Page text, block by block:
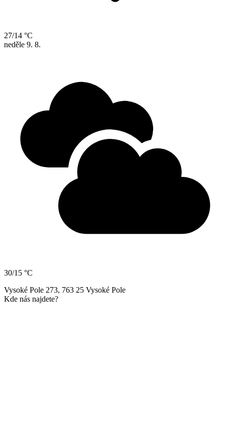
27/14 °C
neděle 9. 8.
30/15 °C
Vysoké Pole 273, 763 25 Vysoké Pole
Kde nás najdete?